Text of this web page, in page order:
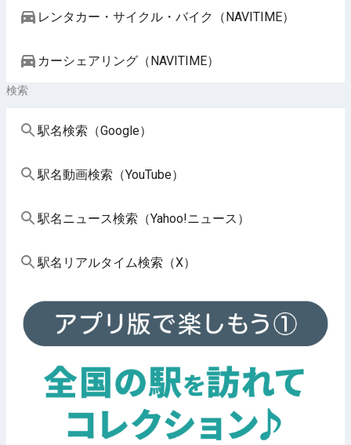
レンタカー・サイクル・バイク（NAVITIME）
カーシェアリング（NAVITIME）
検索
駅名検索（Google）
駅名動画検索（YouTube）
駅名ニュース検索（Yahoo!ニュース）
駅名リアルタイム検索（X）